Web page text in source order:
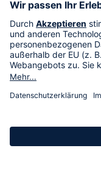
Im TV
HSE International